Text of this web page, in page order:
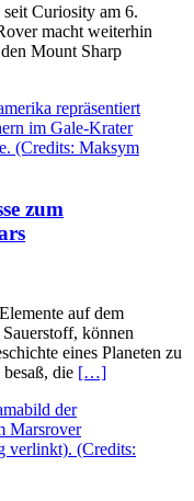
Curiosity am 6.
macht weiterhin
Mount Sharp
zum
auf dem
können
eines Planeten zu
die […]